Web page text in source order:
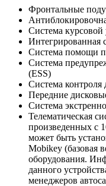
Фронтальные
Система курсовой
Интегрированная
Система помощи
Система
(ESS)
Система
Передние
Система
Телематическая
произведенных с
может быть
Mobikey (базовая
оборудования.
данного
менеджеров